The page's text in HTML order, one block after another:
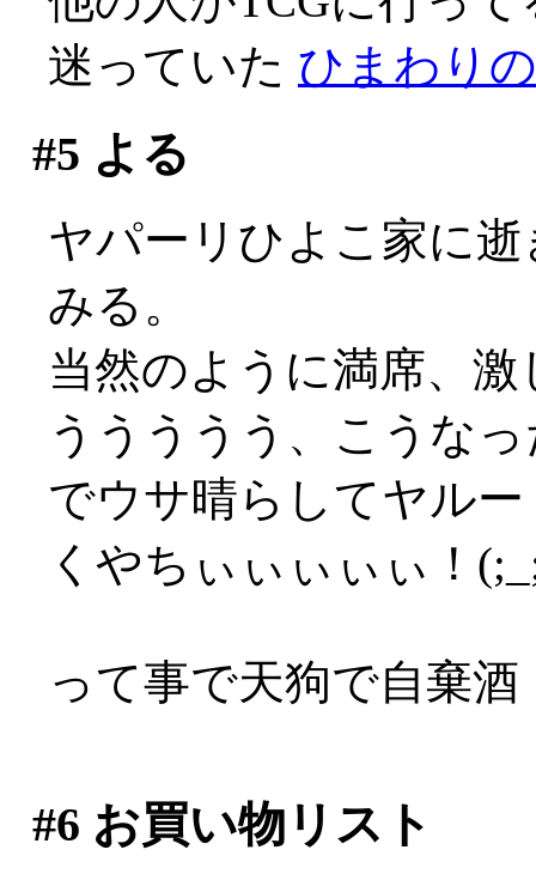
迷っていた ひまわり
#5 よる
ヤパーリひよこ家に
みる。
当然のように満席、
ううううう、こうな
でウサ晴らしてヤルー
くやちぃぃぃぃぃ！
って事で天狗で自棄酒
#6 お買い物リスト